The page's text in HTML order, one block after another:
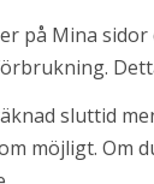
på Mina
sluttid